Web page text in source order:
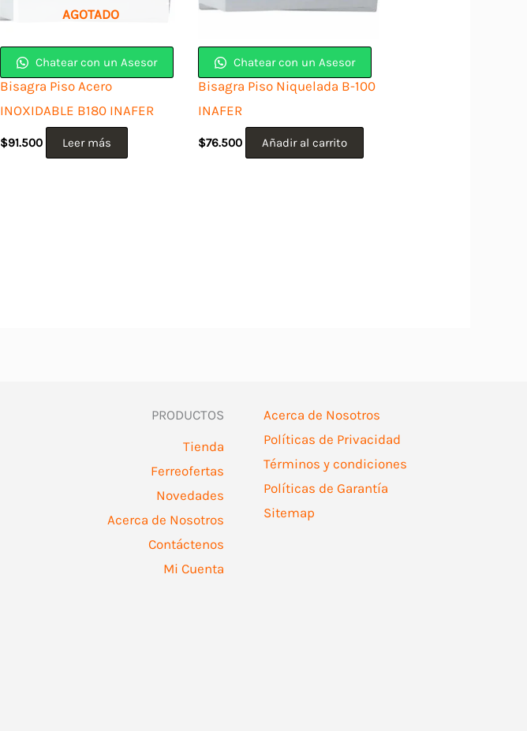
AGOTADO
Chatear con un Asesor
Bisagra Piso Acero
INOXIDABLE B180 INAFER
$91.500 Leer más
Chatear con un Asesor
Bisagra Piso Niquelada B-100
INAFER
$76.500 Añadir al carrito
PRODUCTOS
Tienda
Ferreofertas
Novedades
Acerca de Nosotros
Contáctenos
Mi Cuenta
Acerca de Nosotros
Políticas de Privacidad
Términos y condiciones
Políticas de Garantía
Sitemap